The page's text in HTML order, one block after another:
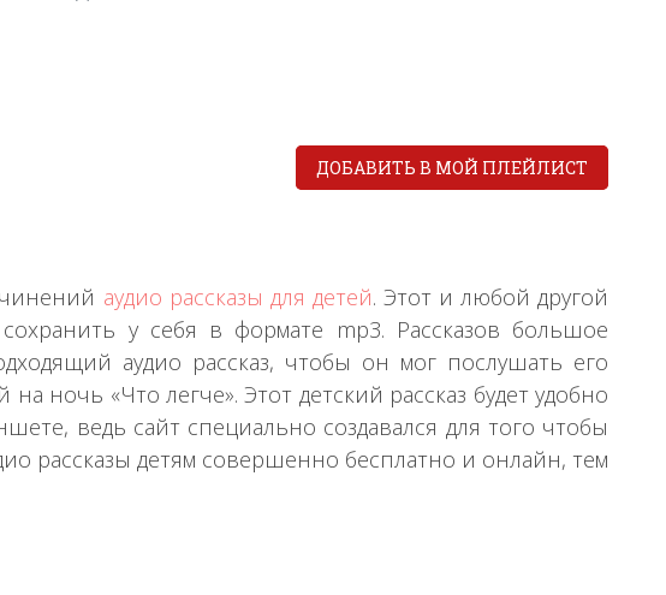
ДОБАВИТЬ В МОЙ ПЛЕЙЛИСТ
аудио рассказы для детей. Этот и любой другой
у себя в формате mp3. Рассказов большое
аудио рассказ, чтобы он мог послушать его
ночь «Что легче». Этот детский рассказ будет удобно
ведь сайт специально создавался для того чтобы
рассказы детям совершенно бесплатно и онлайн, тем